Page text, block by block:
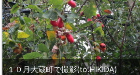
１０月大蔵町で撮影(to.HIKIDA)